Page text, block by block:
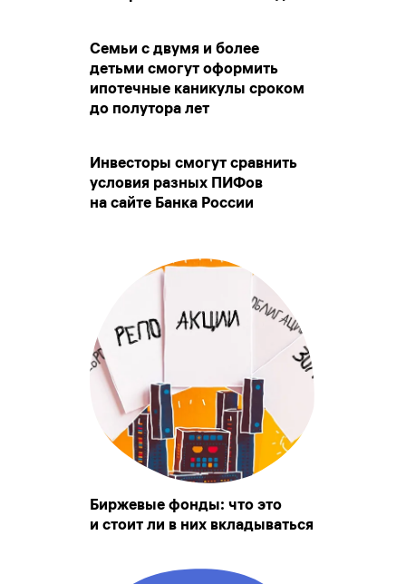
Семьи с двумя и более
детьми смогут оформить
ипотечные каникулы сроком
до полутора лет
Инвесторы смогут сравнить
условия разных ПИФов
на сайте Банка России
Биржевые фонды: что это
и стоит ли в них вкладываться